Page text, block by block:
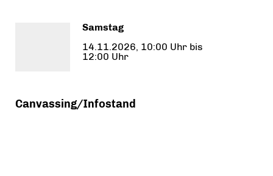
Samstag
14.11.2026, 10:00 Uhr bis
12:00 Uhr
Canvassing/Infostand